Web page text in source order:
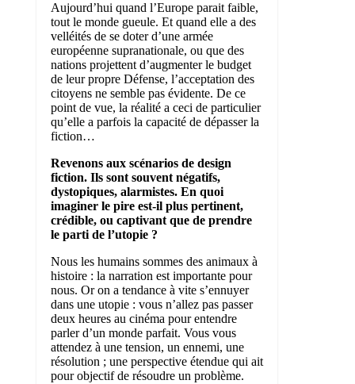
Aujourd’hui quand l’Europe parait faible,
tout le monde gueule. Et quand elle a des
velléités de se doter d’une armée
européenne supranationale, ou que des
nations projettent d’augmenter le budget
de leur propre Défense, l’acceptation des
citoyens ne semble pas évidente. De ce
point de vue, la réalité a ceci de particulier
qu’elle a parfois la capacité de dépasser la
fiction…
Revenons aux scénarios de design
fiction. Ils sont souvent négatifs,
dystopiques, alarmistes. En quoi
imaginer le pire est-il plus pertinent,
crédible, ou captivant que de prendre
le parti de l’utopie ?
Nous les humains sommes des animaux à
histoire : la narration est importante pour
nous. Or on a tendance à vite s’ennuyer
dans une utopie : vous n’allez pas passer
deux heures au cinéma pour entendre
parler d’un monde parfait. Vous vous
attendez à une tension, un ennemi, une
résolution ; une perspective étendue qui ait
pour objectif de résoudre un problème.